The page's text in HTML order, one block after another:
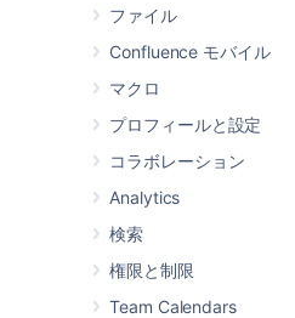
ファイル
Confluence モバイル
マクロ
プロフィールと設定
コラボレーション
Analytics
検索
権限と制限
Team Calendars
ース ノート
2023 年 5 月 23 日
ハイライト
エディターでのイン
理